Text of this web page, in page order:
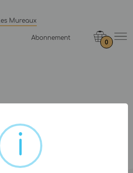
Mureaux
Abonnement
0